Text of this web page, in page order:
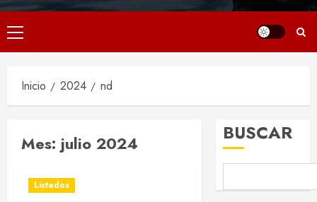
Menú
principal
Inicio 2024 nd
Mes: julio 2024
Listados
BUSCAR